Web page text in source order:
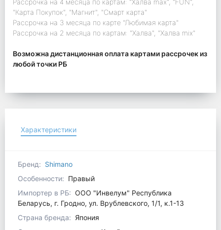
"Карта Покупок", "Магнит", "Смарт карта"
Рассрочка на 3 месяца по карте "Любимая карта"
Рассрочка на 2 месяца по картам: "Халва", "Халва mix"
Возможна дистанционная оплата картами рассрочек из
любой точки РБ
Характеристики
Бренд: Shimano
Особенности: Правый
Импортер в РБ: ООО "Инвелум" Республика
Беларусь, г. Гродно, ул. Врублевского, 1/1, к.1-13
Страна бренда: Япония